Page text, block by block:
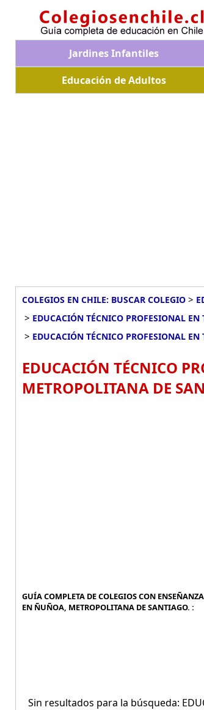
Jardines Infantiles
Educación de Adultos
COLEGIOS EN CHILE: BUSCAR COLEGIO >
> EDUCACIÓN TÉCNICO PROFESIONAL
> EDUCACIÓN TÉCNICO PROFESIONAL
EDUCACIÓN TÉCNICO
METROPOLITANA DE
GUÍA COMPLETA DE COLEGIOS CON
EN ÑUÑOA, METROPOLITANA DE SANTIAGO. :
Sin resultados para la búsqueda: